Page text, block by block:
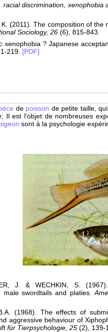
racial discrimination, xenophobia
(2011). The composition of
Sociology, 26 (6), 815-843.
xenophobia ? Japanese
219. [PDF]
de poisson de petite taille,
Il est l'objet de nombreuses
sont à la psychologie
J. & WECHKIN, S.
swordtails and platies.
(1968). The effects of
aggressive behaviour of
für Tierpsychologie, 25 (2), 139-